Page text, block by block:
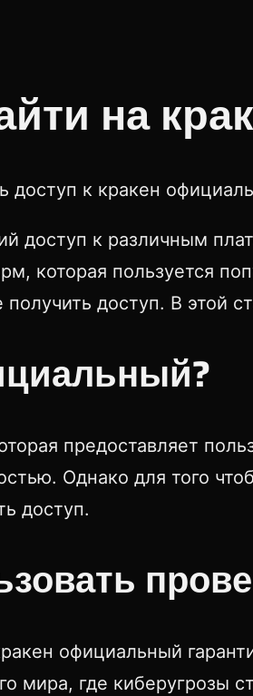
на
доступ к кракен
доступ к различным
которая пользуется
доступ. В этой
предоставляет
Однако для того
доступ.
официальный
мира, где киберугрозы